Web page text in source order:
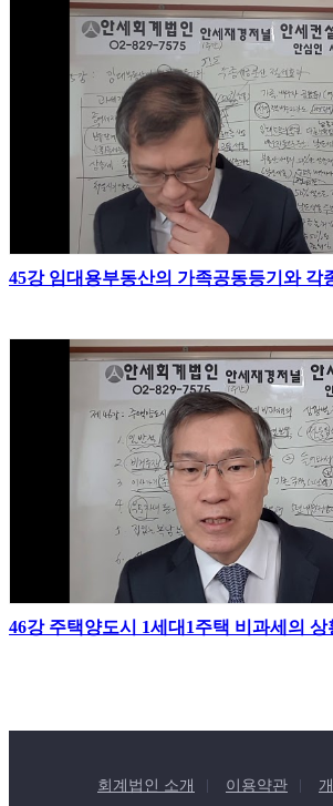
45강 임대용부동산의 가족공동등기와 각
46강 주택양도시 1세대1주택 비과세의 상
회계법인 소개 이용약관